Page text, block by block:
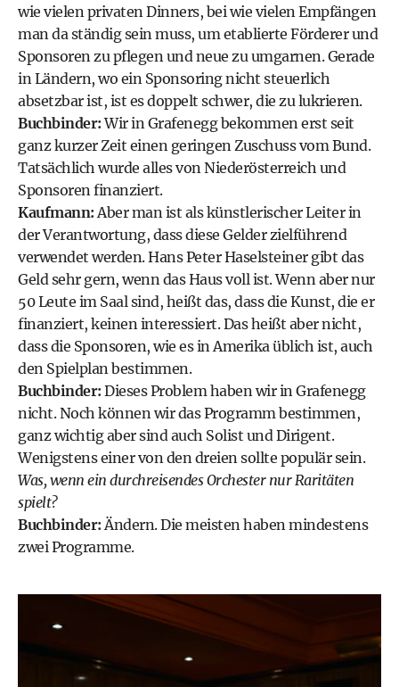
wie vielen privaten Dinners, bei wie vielen Empfängen
man da ständig sein muss, um etablierte Förderer und
Sponsoren zu pflegen und neue zu umgarnen. Gerade
in Ländern, wo ein Sponsoring nicht steuerlich
absetzbar ist, ist es doppelt schwer, die zu lukrieren.
Buchbinder:Wir in Grafenegg bekommen erst seit
ganz kurzer Zeit einen geringen Zuschuss vom Bund.
Tatsächlich wurde alles von Niederösterreich und
Sponsoren finanziert.
Kaufmann:Aber man ist als künstlerischer Leiter in
der Verantwortung, dass diese Gelder zielführend
verwendet werden. Hans Peter Haselsteiner gibt das
Geld sehr gern, wenn das Haus voll ist. Wenn aber nur
50 Leute im Saal sind, heißt das, dass die Kunst, die er
finanziert, keinen interessiert. Das heißt aber nicht,
dass die Sponsoren, wie es in Amerika üblich ist, auch
den Spielplan bestimmen.
Buchbinder: Dieses Problem haben wir in Grafenegg
nicht. Noch können wir das Programm bestimmen,
ganz wichtig aber sind auch Solist und Dirigent.
Wenigstens einer von den dreien sollte populär sein.
Was, wenn ein durchreisendes Orchester nur Raritäten
spielt?
Buchbinder:Ändern. Die meisten haben mindestens
zwei Programme.